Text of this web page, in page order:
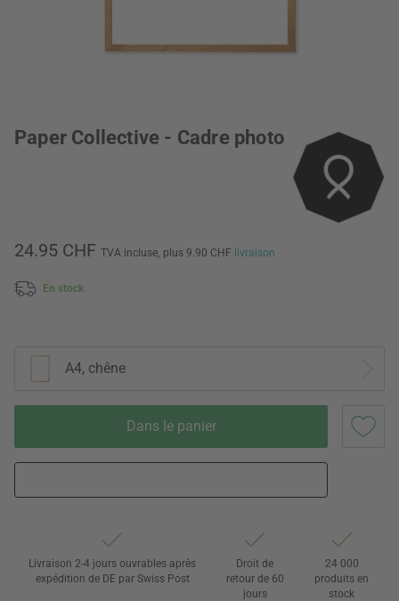
Paper Collective - Cadre photo
24.95 CHF TVA incluse, plus 9.90 CHF livraison
En stock
A4, chêne
Dans le panier
Livraison 2-4 jours ouvrables après
expédition de DE par Swiss Post
Droit de
retour de 60
jours
24 000
produits en
stock